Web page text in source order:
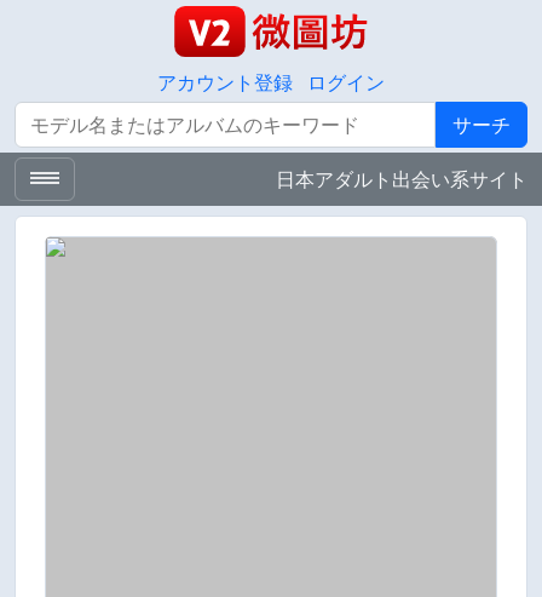
アカウント登録
ログイン
サーチ
サーチ
日本アダルト出会い系サイト